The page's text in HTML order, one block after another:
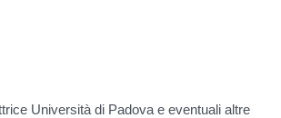
Università di Padova e eventuali altre